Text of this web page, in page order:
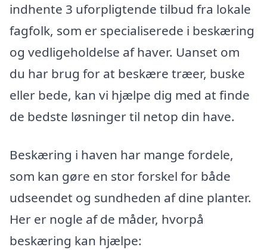
indhente 3 uforpligtende tilbud fra lokale
fagfolk, som er specialiserede i beskæring
og vedligeholdelse af haver. Uanset om
du har brug for at beskære træer, buske
eller bede, kan vi hjælpe dig med at finde
de bedste løsninger til netop din have.
Beskæring i haven har mange fordele,
som kan gøre en stor forskel for både
udseendet og sundheden af dine planter.
Her er nogle af de måder, hvorpå
beskæring kan hjælpe: